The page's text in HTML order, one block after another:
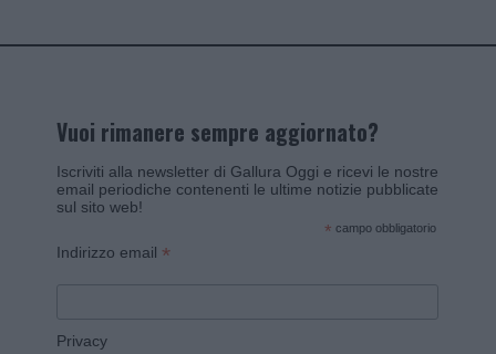
Vuoi rimanere sempre aggiornato?
Iscriviti alla newsletter di Gallura Oggi e ricevi le nostre
email periodiche contenenti le ultime notizie pubblicate
sul sito web!
* campo obbligatorio
Indirizzo email *
Privacy